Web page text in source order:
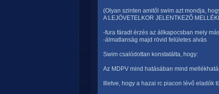
(Olyan szinten amitől swim azt mondja,
A LEJÖVETELKOR JELENTKEZŐ
-fura fáradt érzés az állkapocsban mely
-álmatlanság majd rövid felületes alvás
Swim csalódottan konstatálta, hogy:
Az MDPV mind hatásában mind
Illetve, hogy a hazai rc piacon lévő